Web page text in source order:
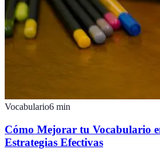
Vocabulario6 min
Cómo Mejorar tu Vocabulario
Estrategias Efectivas